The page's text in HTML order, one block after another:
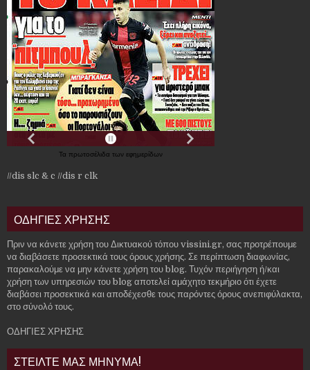
Τα πρωτοσέλιδα των εφημερίδων
//dis slc & c //dis r clk
ΟΔΗΓΙΕΣ ΧΡΗΣΗΣ
Πριν να κάνετε χρήση του Δικτυακού τόπου vissini.gr, σας προτρέπουμε
να διαβάσετε προσεκτικά τους όρους χρήσης. Σε περίπτωση διαφωνίας,
παρακαλούμε να μην κάνετε χρήση του blog. Τυχόν περιήγηση ή/και
χρήση των υπηρεσιών του blog αποτελεί αμάχητο τεκμήριο ότι έχετε
διαβάσει προσεκτικά και αποδέχεσθε τους παρόντες όρους ανεπιφύλακτα,
στο σύνολό τους.
ΟΔΗΓΙΕΣ ΧΡΗΣΗΣ
ΣΤΕΙΛΤΕ ΜΑΣ ΜΗΝΥΜΑ!